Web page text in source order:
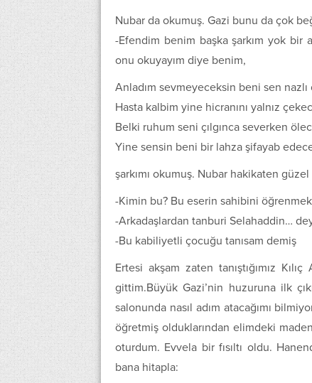
Nubar da okumuş. Gazi bunu da çok
-Efendim benim başka şarkım yok bir
onu okuyayım diye benim,
Anladım sevmeyeceksin beni sen nazlı
Hasta kalbim yine hicranını yalnız
Belki ruhum seni çılgınca severken
Yine sensin beni bir lahza şifayab
şarkımı okumuş. Nubar hakikaten
-Kimin bu? Bu eserin sahibini
-Arkadaşlardan tanburi Selahaddin…
-Bu kabiliyetli çocuğu tanısam demiş
Ertesi akşam zaten tanıştığımız
gittim.Büyük Gazi’nin huzuruna ilk
salonunda nasıl adım atacağımı
öğretmiş olduklarından elimdeki
oturdum. Evvela bir fısıltı oldu.
bana hitapla: